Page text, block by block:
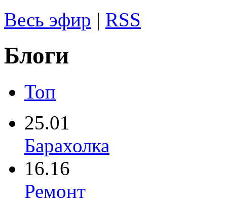
Весь эфир | RSS
Блоги
Топ
25.01
Барахолка
16.16
Ремонт